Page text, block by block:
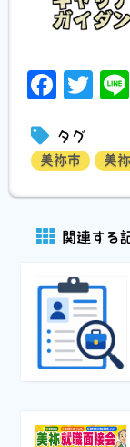
タグ
美祢市 美
関連する